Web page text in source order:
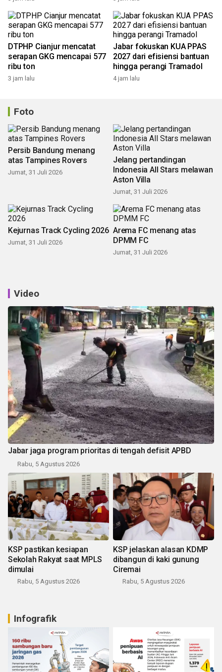
DTPHP Cianjur mencatat
serapan GKG mencapai 577
ribu ton
3 jam lalu
Jabar fokuskan KUA PPAS
2027 dari efisiensi bantuan
hingga perangi Tramadol
4 jam lalu
Foto
Persib Bandung menang
atas Tampines Rovers
Jumat, 31 Juli 2026
Jelang pertandingan
Indonesia All Stars melawan
Aston Villa
Jumat, 31 Juli 2026
Kejurnas Track Cycling 2026
Jumat, 31 Juli 2026
Arema FC menang atas
DPMM FC
Jumat, 31 Juli 2026
Video
Jabar jaga program prioritas di tengah defisit APBD
Rabu, 5 Agustus 2026
KSP pastikan kesiapan
Sekolah Rakyat saat MPLS
dimulai
Rabu, 5 Agustus 2026
KSP jelaskan alasan KDMP
dibangun di kaki gunung
Ciremai
Rabu, 5 Agustus 2026
Infografik